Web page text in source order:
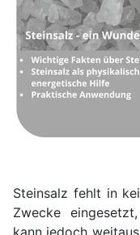
Steinsalz fehlt in
Zwecke
kann jedoch